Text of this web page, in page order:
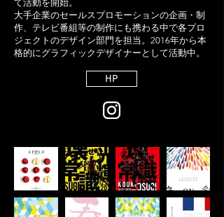
て活動を開始。
大手企業のセールスプロモーションの企画・制
作、テレビ番組等の制作にも携わる中で各プロ
ジェクトのデザイン部門を担当。2016年から本
格的にグラフィックデザイナーとして活動中。​
HP